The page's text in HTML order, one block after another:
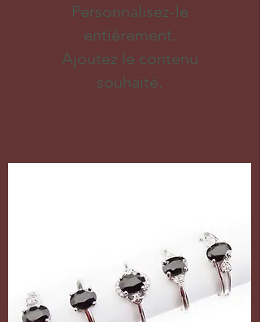
Personnalisez-le
entièrement.
Ajoutez le contenu
souhaité.